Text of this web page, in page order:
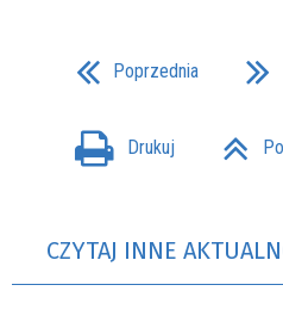
Poprzednia
Drukuj
CZYTAJ INNE